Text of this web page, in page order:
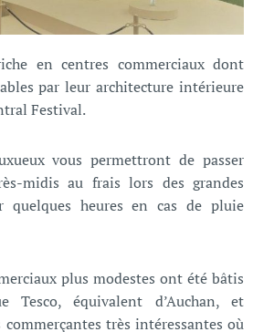
en centres commerciaux dont
par leur architecture intérieure
Festival.
vous permettront de passer
midis au frais lors des grandes
quelques heures en cas de pluie
plus modestes ont été bâtis
Tesco, équivalent d’Auchan, et
très intéressantes où